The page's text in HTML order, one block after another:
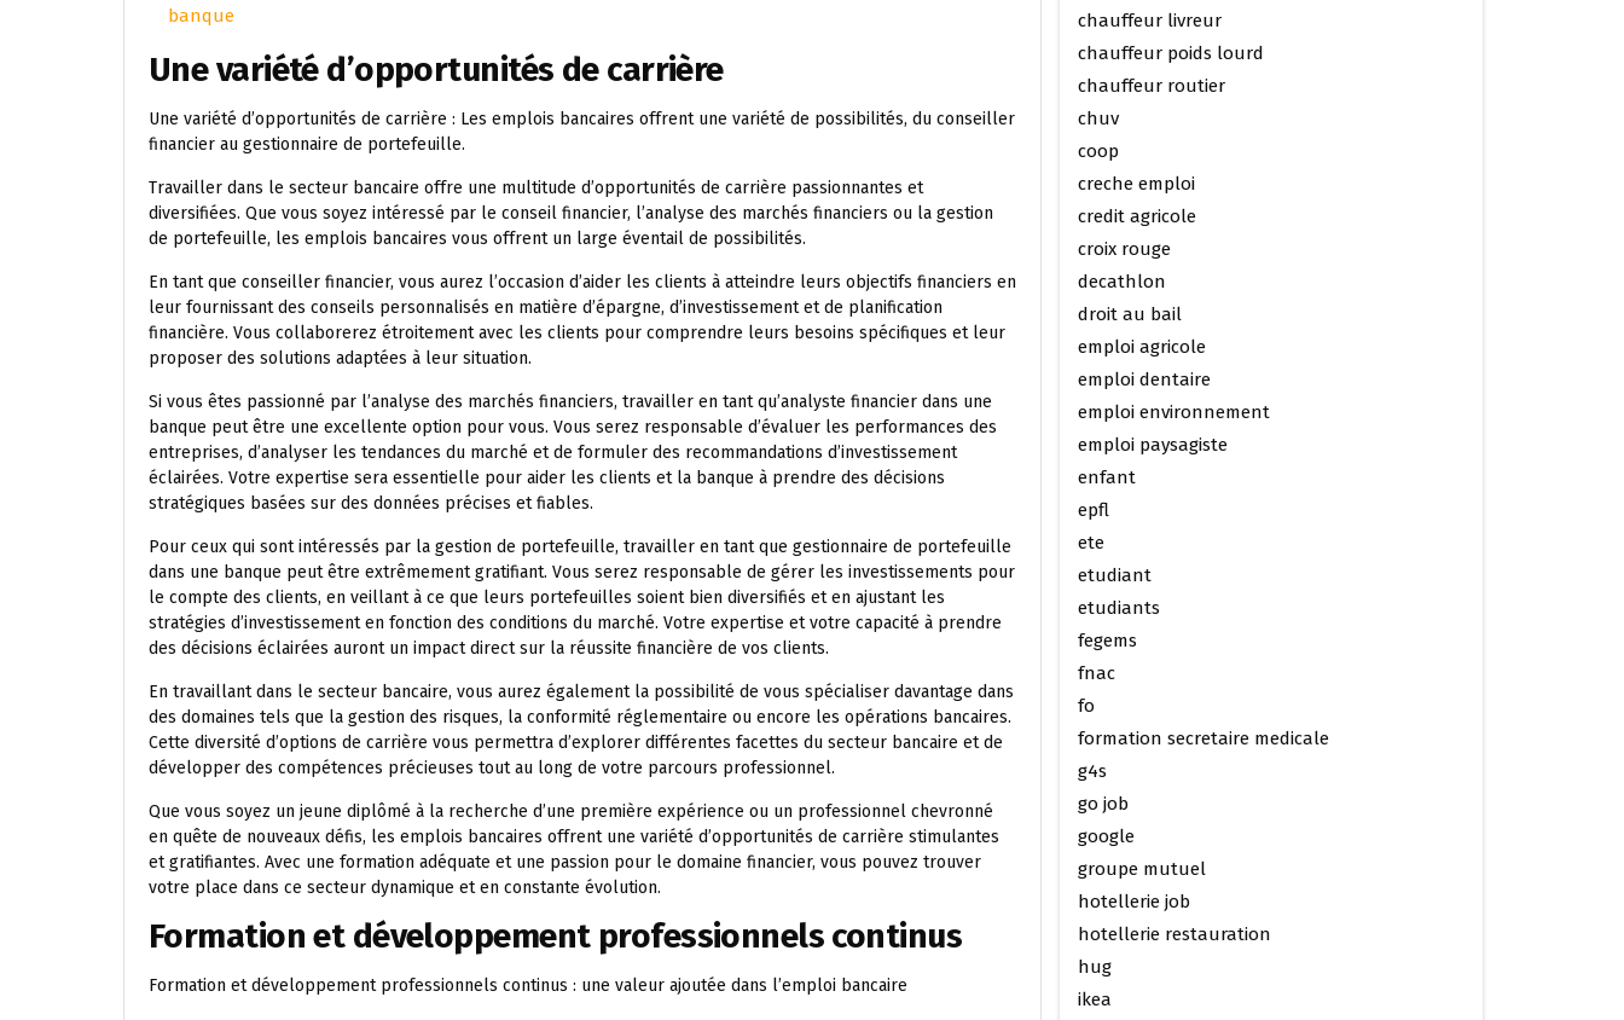
banque
Une variété d’opportunités de carrière
Une variété d’opportunités de carrière : Les emplois bancaires offrent une variété de possibilités, du conseiller
financier au gestionnaire de portefeuille.
Travailler dans le secteur bancaire offre une multitude d’opportunités de carrière passionnantes et
diversifiées. Que vous soyez intéressé par le conseil financier, l’analyse des marchés financiers ou la gestion
de portefeuille, les emplois bancaires vous offrent un large éventail de possibilités.
En tant que conseiller financier, vous aurez l’occasion d’aider les clients à atteindre leurs objectifs financiers en
leur fournissant des conseils personnalisés en matière d’épargne, d’investissement et de planification
financière. Vous collaborerez étroitement avec les clients pour comprendre leurs besoins spécifiques et leur
proposer des solutions adaptées à leur situation.
Si vous êtes passionné par l’analyse des marchés financiers, travailler en tant qu’analyste financier dans une
banque peut être une excellente option pour vous. Vous serez responsable d’évaluer les performances des
entreprises, d’analyser les tendances du marché et de formuler des recommandations d’investissement
éclairées. Votre expertise sera essentielle pour aider les clients et la banque à prendre des décisions
stratégiques basées sur des données précises et fiables.
Pour ceux qui sont intéressés par la gestion de portefeuille, travailler en tant que gestionnaire de portefeuille
dans une banque peut être extrêmement gratifiant. Vous serez responsable de gérer les investissements pour
le compte des clients, en veillant à ce que leurs portefeuilles soient bien diversifiés et en ajustant les
stratégies d’investissement en fonction des conditions du marché. Votre expertise et votre capacité à prendre
des décisions éclairées auront un impact direct sur la réussite financière de vos clients.
En travaillant dans le secteur bancaire, vous aurez également la possibilité de vous spécialiser davantage dans
des domaines tels que la gestion des risques, la conformité réglementaire ou encore les opérations bancaires.
Cette diversité d’options de carrière vous permettra d’explorer différentes facettes du secteur bancaire et de
développer des compétences précieuses tout au long de votre parcours professionnel.
Que vous soyez un jeune diplômé à la recherche d’une première expérience ou un professionnel chevronné
en quête de nouveaux défis, les emplois bancaires offrent une variété d’opportunités de carrière stimulantes
et gratifiantes. Avec une formation adéquate et une passion pour le domaine financier, vous pouvez trouver
votre place dans ce secteur dynamique et en constante évolution.
Formation et développement professionnels continus
Formation et développement professionnels continus : une valeur ajoutée dans l’emploi bancaire
chauffeur livreur
chauffeur poids lourd
chauffeur routier
chuv
coop
creche emploi
credit agricole
croix rouge
decathlon
droit au bail
emploi agricole
emploi dentaire
emploi environnement
emploi paysagiste
enfant
epfl
ete
etudiant
etudiants
fegems
fnac
fo
formation secretaire medicale
g4s
go job
google
groupe mutuel
hotellerie job
hotellerie restauration
hug
ikea